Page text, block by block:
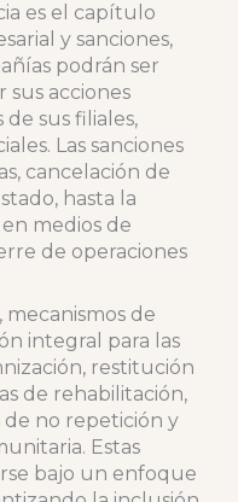
es el capítulo
y sanciones,
podrán ser
sus acciones
sus filiales,
Las sanciones
cancelación de
hasta la
medios de
de operaciones
de
integral para las
restitución
de rehabilitación,
de no repetición y
Estas
bajo un enfoque